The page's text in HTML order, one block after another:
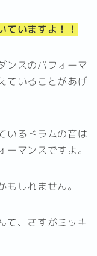
ていますよ！！
ンスのパフォーマ
ていることがあげ
いるドラムの音は
マンスですよ。
しれません。
て、さすがミッキ